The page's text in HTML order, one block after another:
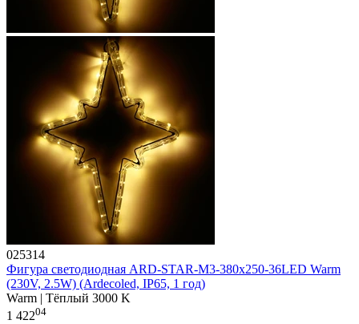
025314
Фигура cветодиодная ARD-STAR-M3-380x250-36LED Warm
(230V, 2.5W) (Ardecoled, IP65, 1 год)
Warm | Тёплый 3000 K
1 42204